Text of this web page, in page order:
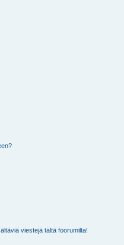
viestejä tältä foorumilta!